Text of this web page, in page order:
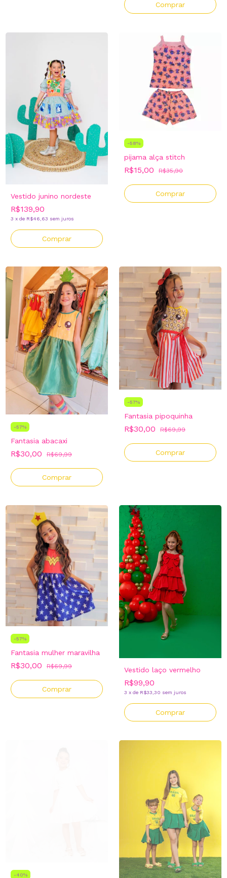
Comprar
Vestido junino nordeste
R$139,90
3 x de R$46,63 sem juros
Comprar
-58%
pijama alça stitch
R$15,00 R$35,90
Comprar
-57%
Fantasia abacaxi
R$30,00 R$69,99
Comprar
-57%
Fantasia pipoquinha
R$30,00 R$69,99
Comprar
-57%
Fantasia mulher maravilha
R$30,00 R$69,99
Comprar
Vestido laço vermelho
R$99,90
3 x de R$33,30 sem juros
Comprar
-40%